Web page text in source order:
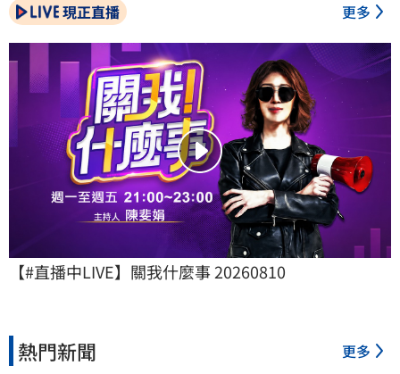
現正直播 更多
【#直播中LIVE】關我什麼事 20260810
熱門新聞 更多